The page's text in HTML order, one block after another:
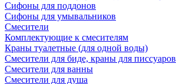
Сифоны для поддонов
Сифоны для умывальников
Смесители
Комплектующие к смесителям
Краны туалетные (для одной воды)
Смесители для биде, краны для писсуаров
Смесители для ванны
Смесители для душа